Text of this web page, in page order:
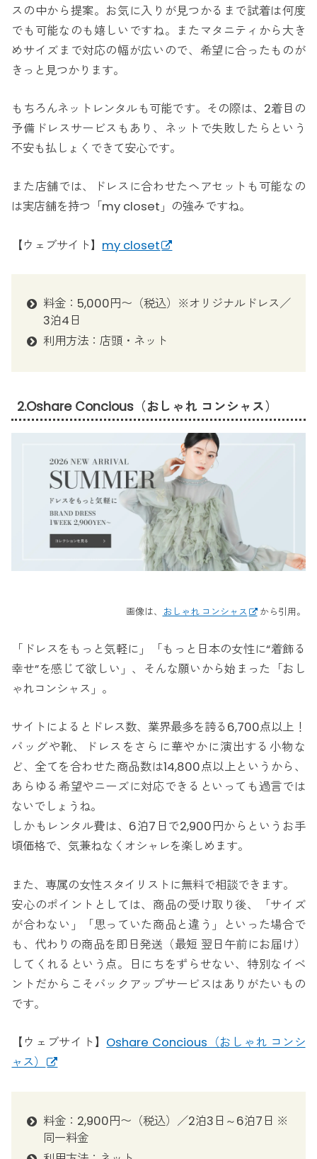
スの中から提案。お気に入りが見つかるまで試着は何度
でも可能なのも嬉しいですね。またマタニティから大き
めサイズまで対応の幅が広いので、希望に合ったものが
きっと見つかります。
もちろんネットレンタルも可能です。その際は、2着目の
予備ドレスサービスもあり、ネットで失敗したらという
不安も払しょくできて安心です。
また店舗では、ドレスに合わせたヘアセットも可能なの
は実店舗を持つ「my closet」の強みですね。
【ウェブサイト】 my closet
料金：5,000円〜（税込）※オリジナルドレス／
3泊4日
利用方法：店頭・ネット
2.Oshare Concious（おしゃれ コンシャス）
画像は、 おしゃれ コンシャス から引用。
「ドレスをもっと気軽に」「もっと日本の女性に“着飾る
幸せ”を感じて欲しい」、そんな願いから始まった「おし
ゃれコンシャス」。
サイトによるとドレス数、業界最多を誇る6,700点以上！
バッグや靴、ドレスをさらに華やかに演出する小物な
ど、全てを合わせた商品数は14,800点以上というから、
あらゆる希望やニーズに対応できるといっても過言では
ないでしょうね。
しかもレンタル費は、6泊7日で2,900円からというお手
頃価格で、気兼ねなくオシャレを楽しめます。
また、専属の女性スタイリストに無料で相談できます。
安心のポイントとしては、商品の受け取り後、「サイズ
が合わない」「思っていた商品と違う」といった場合で
も、代わりの商品を即日発送（最短 翌日午前にお届け）
してくれるという点。日にちをずらせない、特別なイベ
ントだからこそバックアップサービスはありがたいもの
です。
【ウェブサイト】 Oshare Concious（おしゃれ コンシ
ャス）
料金：2,900円〜（税込）／2泊3日～6泊7日 ※
同一料金